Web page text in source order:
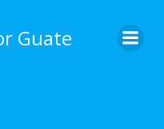
Guate